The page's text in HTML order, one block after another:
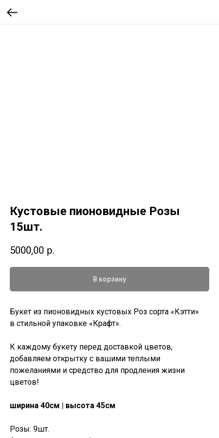
Кустовые пионовидные Розы
15шт.
5000,00 р.
В корзину
Букет из пионовидных кустовых Роз сорта «Кэтти»
в стильной упаковке «Крафт».
К каждому букету перед доставкой цветов,
добавляем открытку с вашими теплыми
пожеланиями и средство для продления жизни
цветов!
ширина 40см | высота 45см
Розы: 9шт.